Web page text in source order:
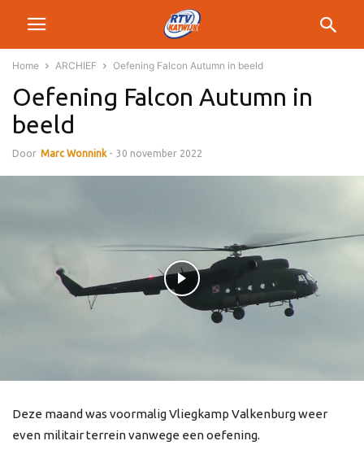
Home ARCHIEF Oefening Falcon Autumn in beeld
Oefening Falcon Autumn in
beeld
Door Marc Wonnink - 30 november 2022
Deze maand was voormalig Vliegkamp Valkenburg weer
even militair terrein vanwege een oefening.